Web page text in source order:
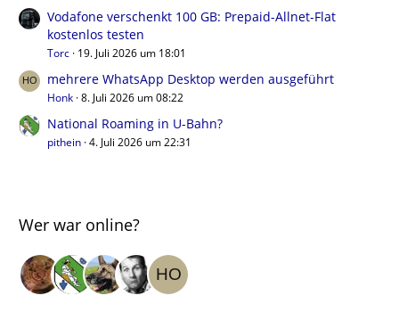
Vodafone verschenkt 100 GB: Prepaid-Allnet-Flat
kostenlos testen
Torc 19. Juli 2026 um 18:01
mehrere WhatsApp Desktop werden ausgeführt
Honk 8. Juli 2026 um 08:22
National Roaming in U-Bahn?
pithein 4. Juli 2026 um 22:31
Wer war online?